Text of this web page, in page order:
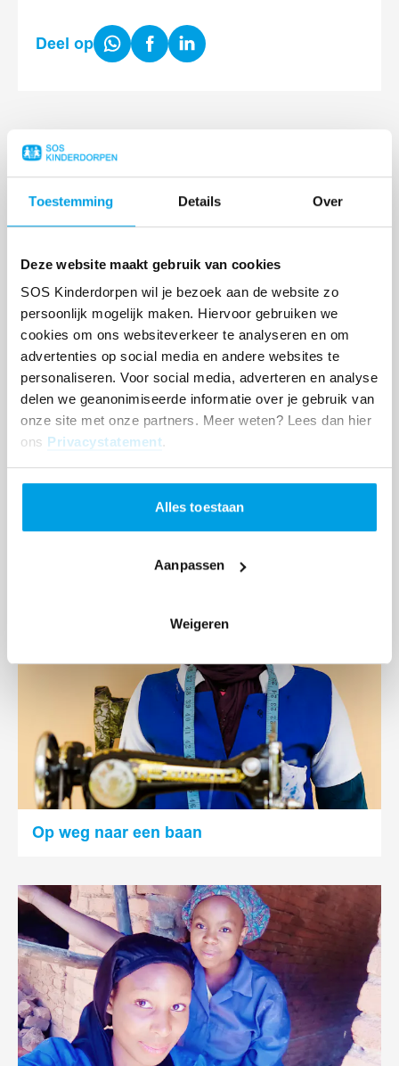
Toestemming Details Over
Deze website maakt gebruik van cookies
SOS Kinderdorpen wil je bezoek aan de website zo
persoonlijk mogelijk maken. Hiervoor gebruiken we
cookies om ons websiteverkeer te analyseren en om
advertenties op social media en andere websites te
personaliseren. Voor social media, adverteren en analyse
delen we geanonimiseerde informatie over je gebruik van
onze site met onze partners. Meer weten? Lees dan hier
ons Privacystatement.
Alles toestaan
Aanpassen
Weigeren
Deel opShare
on
Share
on
Share
on
29 oktober 2020
SOS Kinderdorpen onderdeel van Youth at
meer
Op weg naar een baan
Lees
meer